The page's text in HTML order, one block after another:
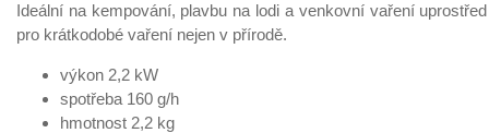
Ideální na kempování, plavbu na lodi a venkovní vaření
pro krátkodobé vaření nejen v přírodě.
výkon 2,2 kW
spotřeba 160 g/h
hmotnost 2,2 kg